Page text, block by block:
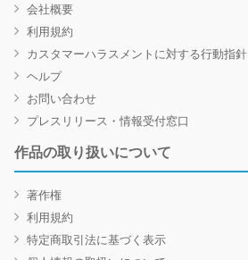
会社概要
利用規約
カスタマーハラスメントに対する行動指針
ヘルプ
お問い合わせ
プレスリリース・情報受付窓口
作品の取り扱いについて
著作権
利用規約
特定商取引法に基づく表示